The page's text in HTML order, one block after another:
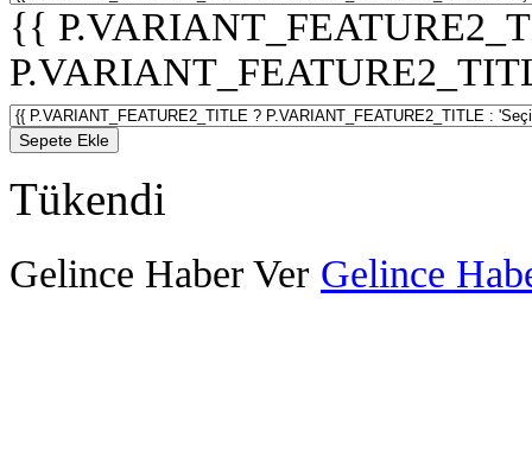
{{
Sepete Ekle
Tükendi
Gelince Haber Ver Gelince